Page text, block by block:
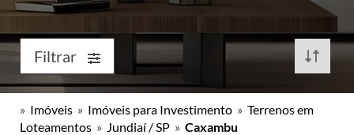
Filtrar
» Imóveis » Imóveis para Investimento » Terrenos em
Loteamentos » Jundiaí / SP » Caxambu